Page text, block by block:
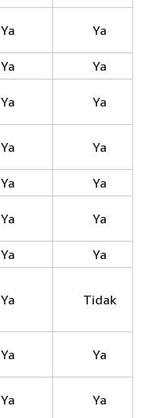
Ya Ya
Ya
Ya
Ya Ya
Ya Ya
Ya
Ya
Ya Ya
Ya
Ya
Ya Tidak
Ya Ya
Ya Ya